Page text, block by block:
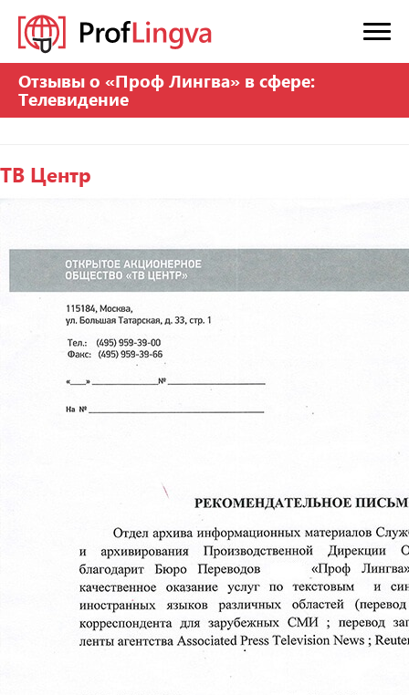
Отзывы о «Проф Лингва» в сфере:
Телевидение
ТВ Центр